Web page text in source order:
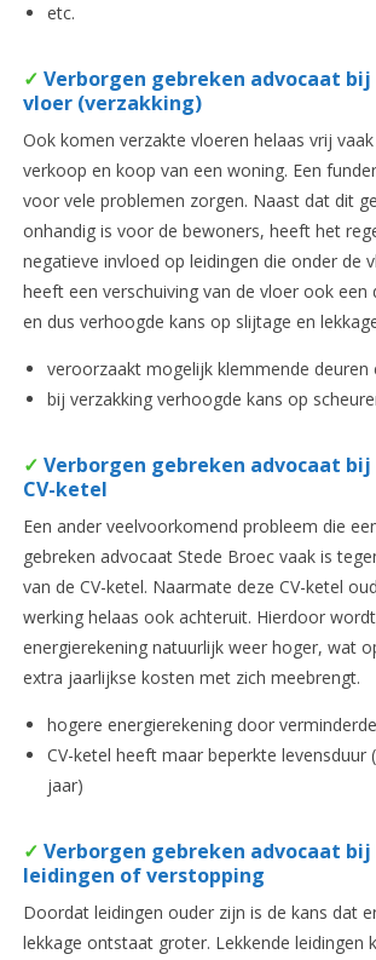
etc.
✓ Verborgen gebreken advocaat
vloer (verzakking)
Ook komen verzakte vloeren helaas vrij
verkoop en koop van een woning. Een
voor vele problemen zorgen. Naast dat dit
onhandig is voor de bewoners, heeft het
negatieve invloed op leidingen die onder de
heeft een verschuiving van de vloer ook een
en dus verhoogde kans op slijtage en
veroorzaakt mogelijk klemmende deuren
bij verzakking verhoogde kans op
✓ Verborgen gebreken advocaat
CV-ketel
Een ander veelvoorkomend probleem die
gebreken advocaat Stede Broec vaak is
van de CV-ketel. Naarmate deze CV-ketel
werking helaas ook achteruit. Hierdoor
energierekening natuurlijk weer hoger, wat
extra jaarlijkse kosten met zich meebrengt.
hogere energierekening door
CV-ketel heeft maar beperkte levensduur
jaar)
✓ Verborgen gebreken advocaat
leidingen of verstopping
Doordat leidingen ouder zijn is de kans dat
lekkage ontstaat groter. Lekkende leidingen